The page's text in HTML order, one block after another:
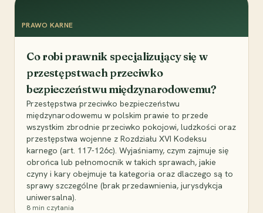
PRAWO KARNE
Co robi prawnik specjalizujący się w
przestępstwach przeciwko
bezpieczeństwu międzynarodowemu?
Przestępstwa przeciwko bezpieczeństwu
międzynarodowemu w polskim prawie to przede
wszystkim zbrodnie przeciwko pokojowi, ludzkości oraz
przestępstwa wojenne z Rozdziału XVI Kodeksu
karnego (art. 117-126c). Wyjaśniamy, czym zajmuje się
obrońca lub pełnomocnik w takich sprawach, jakie
czyny i kary obejmuje ta kategoria oraz dlaczego są to
sprawy szczególne (brak przedawnienia, jurysdykcja
uniwersalna).
8 min czytania